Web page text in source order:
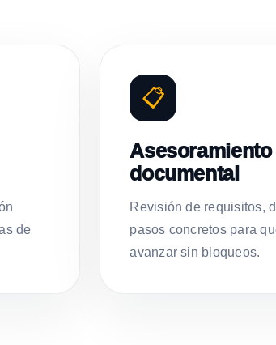
de
📋
Asesoramiento
documental
Revisión de requisitos,
pasos concretos para
avanzar sin bloqueos.